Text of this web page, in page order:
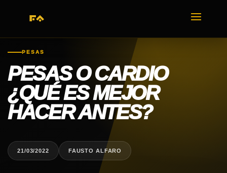
PESAS
PESAS O CARDIO
¿QUÉ ES MEJOR
HACER ANTES?
21/03/2022 FAUSTO ALFARO